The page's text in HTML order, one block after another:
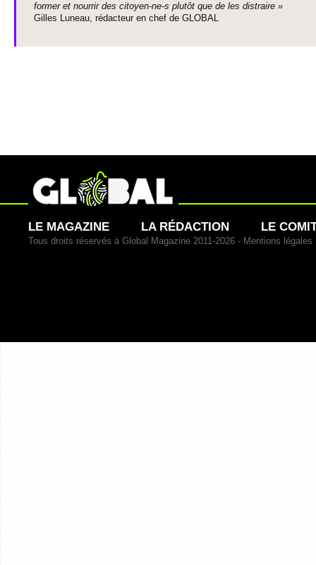
former et nourrir des ci­to­yen-ne-s plutôt que de les dis­traire »
Gi­lles Luneau, rédacteur en chef de GLOBAL
LE MAGAZINE LA RÉDACTION LE
Tous droits réservés à Global Magazine 2011-2026 - Mentions légales